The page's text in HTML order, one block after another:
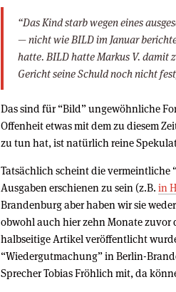
“Das Kind starb wegen eines
— nicht wie BILD im Januar
hatte. BILD hatte Markus V. damit
Gericht seine Schuld noch nicht
Das sind für “Bild” ungewöhnliche
Offenheit etwas mit dem zu diesem
zu tun hat, ist natürlich reine
Tatsächlich scheint die vermeintliche
Ausgaben erschienen zu sein (z.B. in
Brandenburg aber haben wir sie
obwohl auch hier zehn Monate
halbseitige Artikel veröffentlicht
“Wiedergutmachung” in Berlin-
Sprecher Tobias Fröhlich mit, da